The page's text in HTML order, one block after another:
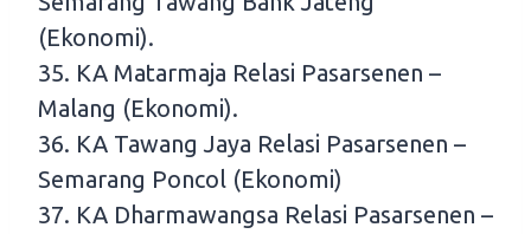
(Ekonomi).
35. KA Matarmaja Relasi Pasarsenen –
Malang (Ekonomi).
36. KA Tawang Jaya Relasi Pasarsenen –
Semarang Poncol (Ekonomi)
37. KA Dharmawangsa Relasi Pasarsenen –